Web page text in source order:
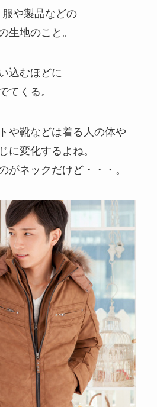
服や製品などの
生地のこと。
込むほどに
てくる。
や靴などは着る人の体や
に変化するよね。
がネックだけど・・・。